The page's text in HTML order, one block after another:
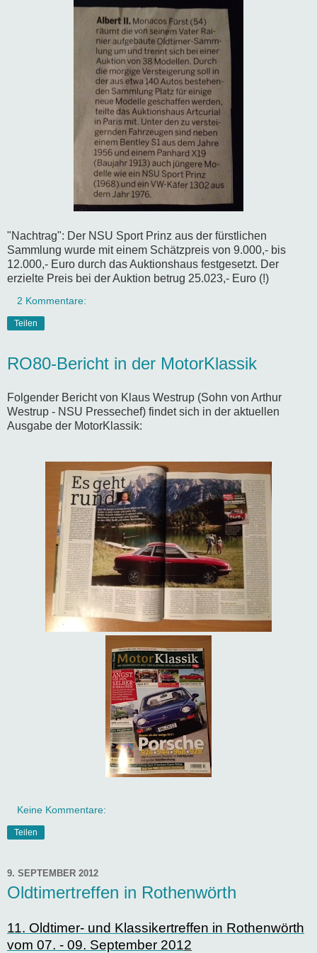
"Nachtrag": Der NSU Sport Prinz aus der fürstlichen
Sammlung wurde mit einem Schätzpreis von 9.000,- bis
12.000,- Euro durch das Auktionshaus festgesetzt. Der
erzielte Preis bei der Auktion betrug 25.023,- Euro (!)
2 Kommentare:
Teilen
RO80-Bericht in der MotorKlassik
Folgender Bericht von Klaus Westrup (Sohn von Arthur
Westrup - NSU Pressechef) findet sich in der aktuellen
Ausgabe der MotorKlassik:
Keine Kommentare:
Teilen
9. SEPTEMBER 2012
Oldtimertreffen in Rothenwörth
11. Oldtimer- und Klassikertreffen in Rothenwörth
vom 07. - 09. September 2012